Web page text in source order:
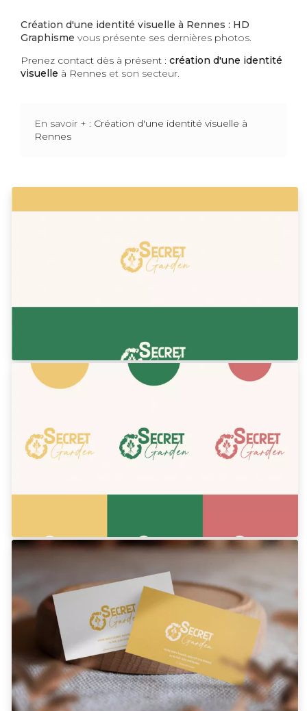
Création d'une identité visuelle à Rennes : HD
Graphisme vous présente ses dernières photos.
Prenez contact dès à présent : création d'une identité
visuelle à Rennes et son secteur.
En savoir + : Création d'une identité visuelle à
Rennes